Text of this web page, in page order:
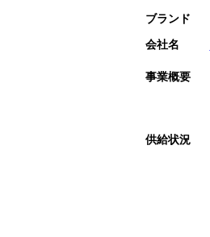
ブランド
会社名
事業概要
供給状況